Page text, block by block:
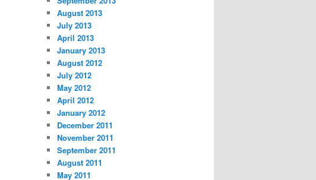
August 2013
July 2013
April 2013
January 2013
August 2012
July 2012
May 2012
April 2012
January 2012
December 2011
November 2011
September 2011
August 2011
May 2011